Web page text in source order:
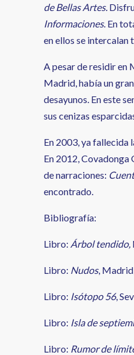
de Bellas Artes.
Informaciones. En
en ellos se intercalan
A pesar de residir en
Madrid, había un
desayunos. En este
sus cenizas
En 2003, ya fallecida
En 2012,
de narraciones:
encontrado.
Bibliografía:
Libro: Árbol tendido,
Libro: Nudos,
Libro: Isótopo 56,
Libro: Isla de
Libro: Rumor de